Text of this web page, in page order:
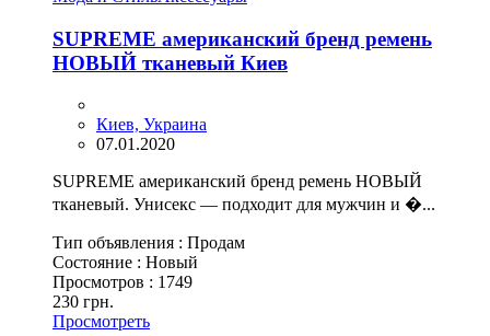
SUPREME американский бренд ремень
НОВЫЙ тканевый Киев
Киев, Украина
07.01.2020
SUPREME американский бренд ремень НОВЫЙ
тканевый. Унисекс — подходит для мужчин и �...
Тип объявления : Продам
Состояние : Новый
Просмотров : 1749
230 грн.
Просмотреть